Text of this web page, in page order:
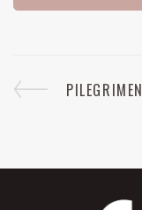
PILEGRIMEN